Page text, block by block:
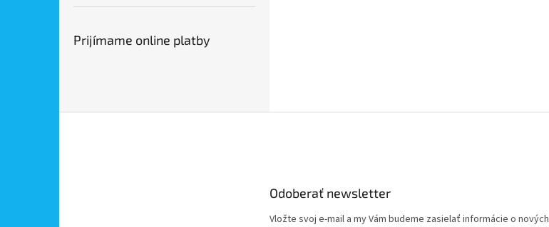
Prijímame online platby
Odoberať newsletter
Vložte svoj e-mail a my Vám budeme zasielať informácie o nových